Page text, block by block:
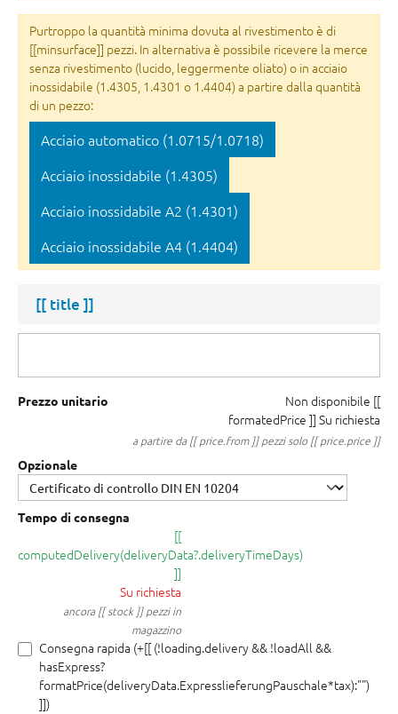
Purtroppo la quantità minima dovuta al rivestimento è di
[[minsurface]] pezzi. In alternativa è possibile ricevere la merce
senza rivestimento (lucido, leggermente oliato) o in acciaio
inossidabile (1.4305, 1.4301 o 1.4404) a partire dalla quantità
di un pezzo:
Acciaio automatico (1.0715/1.0718)
Acciaio inossidabile (1.4305)
Acciaio inossidabile A2 (1.4301)
Acciaio inossidabile A4 (1.4404)
[[ title ]]
Prezzo unitario Non disponibile [[
formatedPrice ]] Su richiesta
a partire da [[ price.from ]] pezzi solo [[ price.price ]]
Opzionale
Tempo di consegna
[[
computedDelivery(deliveryData?.deliveryTimeDays)
]]
Su richiesta
ancora [[ stock ]] pezzi in
magazzino
Consegna rapida (+[[ (!loading.delivery && !loadAll &&
hasExpress?
formatPrice(deliveryData.ExpresslieferungPauschale*tax):"")
]])